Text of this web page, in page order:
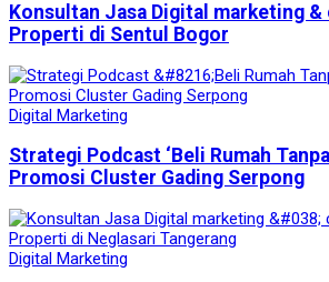
Konsultan Jasa Digital marketing
Properti di Sentul Bogor
Digital Marketing
Strategi Podcast ‘Beli Rumah
Promosi Cluster Gading Serpong
Digital Marketing